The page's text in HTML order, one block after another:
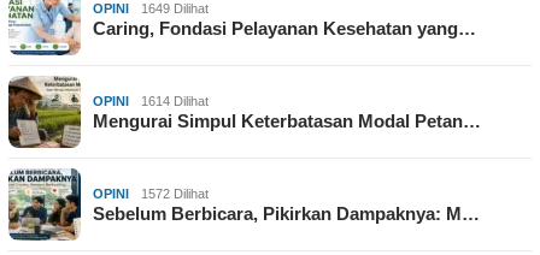
OPINI 1649 Dilihat
Caring, Fondasi Pelayanan Kesehatan yang…
OPINI 1614 Dilihat
Mengurai Simpul Keterbatasan Modal Petan…
OPINI 1572 Dilihat
Sebelum Berbicara, Pikirkan Dampaknya: M…